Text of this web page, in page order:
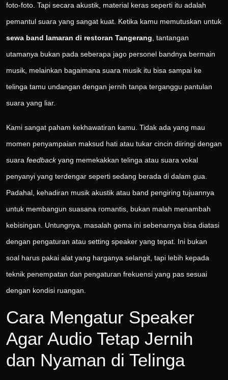
foto-foto. Tapi secara akustik, material keras seperti itu adalah
pemantul suara yang sangat kuat. Ketika kamu memutuskan untuk
sewa band lamaran di restoran Tangerang , tantangan
utamanya bukan pada seberapa jago personel bandnya bermain
musik, melainkan bagaimana suara musik itu bisa sampai ke
telinga tamu undangan dengan jernih tanpa terganggu pantulan
suara yang liar.
Kami sangat paham kekhawatiran kamu. Tidak ada yang mau
momen penyampaian maksud hati atau tukar cincin diiringi dengan
suara feedbackyang memekakkan telinga atau suara vokal
penyanyi yang terdengar seperti sedang berada di dalam gua.
Padahal, kehadiran musik akustik atau band pengiring tujuannya
untuk membangun suasana romantis, bukan malah menambah
kebisingan. Untungnya, masalah gema ini sebenarnya bisa diatasi
dengan pengaturan atau setting speaker yang tepat. Ini bukan
soal harus pakai alat yang harganya selangit, tapi lebih kepada
teknik penempatan dan pengaturan frekuensi yang pas sesuai
dengan kondisi ruangan.
Cara Mengatur Speaker
Agar Audio Tetap Jernih
dan Nyaman di Telinga